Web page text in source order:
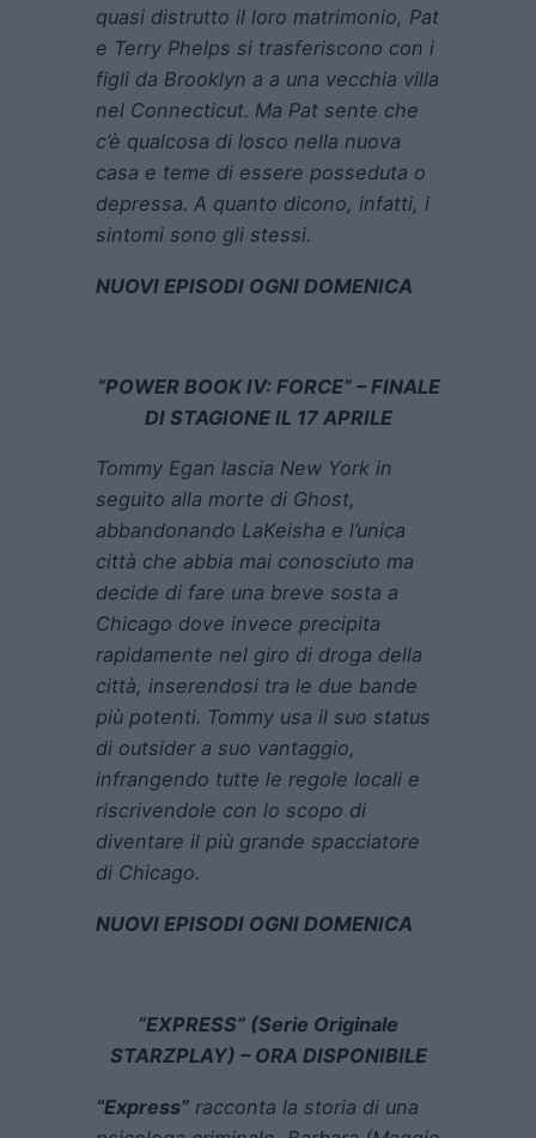
quasi distrutto il loro matrimonio, Pat
e Terry Phelps si trasferiscono con i
figli da Brooklyn a a una vecchia villa
nel Connecticut. Ma Pat sente che
c’è qualcosa di losco nella nuova
casa e teme di essere posseduta o
depressa. A quanto dicono, infatti, i
sintomi sono gli stessi.
NUOVI EPISODI OGNI DOMENICA
“POWER BOOK IV: FORCE” – FINALE
DI STAGIONE IL 17 APRILE
Tommy Egan lascia New York in
seguito alla morte di Ghost,
abbandonando LaKeisha e l’unica
città che abbia mai conosciuto ma
decide di fare una breve sosta a
Chicago dove invece precipita
rapidamente nel giro di droga della
città, inserendosi tra le due bande
più potenti. Tommy usa il suo status
di outsider a suo vantaggio,
infrangendo tutte le regole locali e
riscrivendole con lo scopo di
diventare il più grande spacciatore
di Chicago.
NUOVI EPISODI OGNI DOMENICA
“EXPRESS” (Serie Originale
STARZPLAY) – ORA DISPONIBILE
“Express” racconta la storia di una